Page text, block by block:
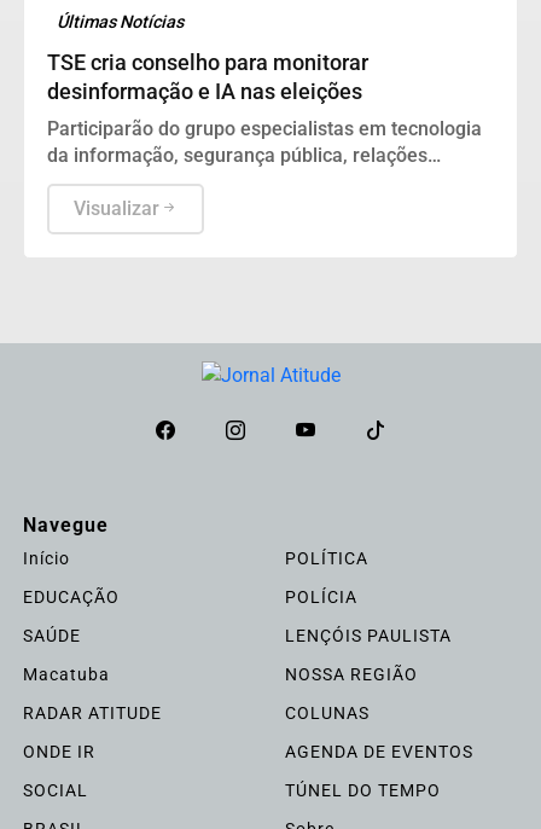
Últimas Notícias
TSE cria conselho para monitorar
desinformação e IA nas eleições
Participarão do grupo especialistas em tecnologia
da informação, segurança pública, relações
internacionais e saúde pública. Os nomes ainda
não foram escolhidos pelo TSE.
Visualizar
Navegue
Início
POLÍTICA
EDUCAÇÃO
POLÍCIA
SAÚDE
LENÇÓIS PAULISTA
Macatuba
NOSSA REGIÃO
RADAR ATITUDE
COLUNAS
ONDE IR
AGENDA DE EVENTOS
SOCIAL
TÚNEL DO TEMPO